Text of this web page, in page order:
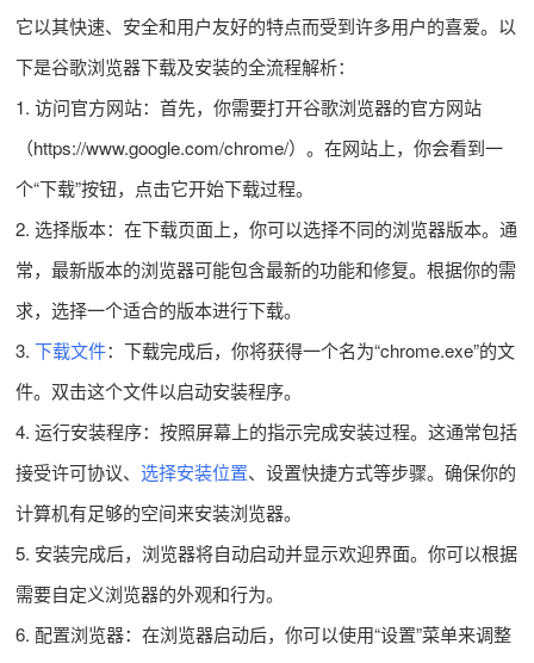
它以其快速、安全和用户友好的特点而受到许多用户的喜爱。以
下是谷歌浏览器下载及安装的全流程解析：
1. 访问官方网站：首先，你需要打开谷歌浏览器的官方网站
（https://www.google.com/chrome/）。在网站上，你会看到一
个“下载”按钮，点击它开始下载过程。
2. 选择版本：在下载页面上，你可以选择不同的浏览器版本。通
常，最新版本的浏览器可能包含最新的功能和修复。根据你的需
求，选择一个适合的版本进行下载。
3. 下载文件：下载完成后，你将获得一个名为“chrome.exe”的文
件。双击这个文件以启动安装程序。
4. 运行安装程序：按照屏幕上的指示完成安装过程。这通常包括
接受许可协议、 选择安装位置、设置快捷方式等步骤。确保你的
计算机有足够的空间来安装浏览器。
5. 安装完成后，浏览器将自动启动并显示欢迎界面。你可以根据
需要自定义浏览器的外观和行为。
6. 配置浏览器：在浏览器启动后，你可以使用“设置”菜单来调整